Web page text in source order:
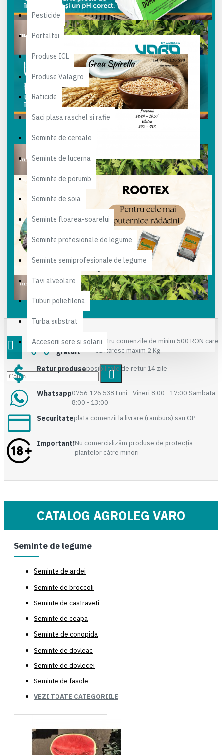
Pesticide
Portaltoi
Produse ICL
Produse Valagro
Raticide
Saci plasa raschel si rafie
Seminte de cereale
Seminte de lucerna
Seminte de porumb
Seminte de soia
Seminte floarea-soarelui
Seminte profesionale de legume
Seminte semiprofesionale de legume
Tavi alveolare
Tuburi polietilena
Turba substrat
Accesorii sere si solarii
Transport
gratuit
pentru comenzile de minim 500 RON care
cantaresc maxim 2 Kg
Retur produseposibilitate de retur 14 zile
Whatsapp0756 126 538 Luni - Vineri 8:00 - 17:00 Sambata
8:00 - 13:00
Securitateplata comenzii la livrare (ramburs) sau OP
Important!Nu comercializăm produse de protecția
plantelor către minori
CATALOG AGROLEG VARO
Seminte de legume
Seminte de ardei
Seminte de broccoli
Seminte de castraveti
Seminte de ceapa
Seminte de conopida
Seminte de dovleac
Seminte de dovlecei
Seminte de fasole
VEZI TOATE CATEGORIILE